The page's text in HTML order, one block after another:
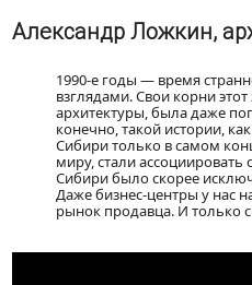
Александр Ложкин,
1990-е годы — время
взглядами. Свои корни
архитектуры, была даже
конечно, такой истории,
Сибири только в самом
миру, стали
Сибири было скорее
Даже бизнес-центры у нас
рынок продавца. И только